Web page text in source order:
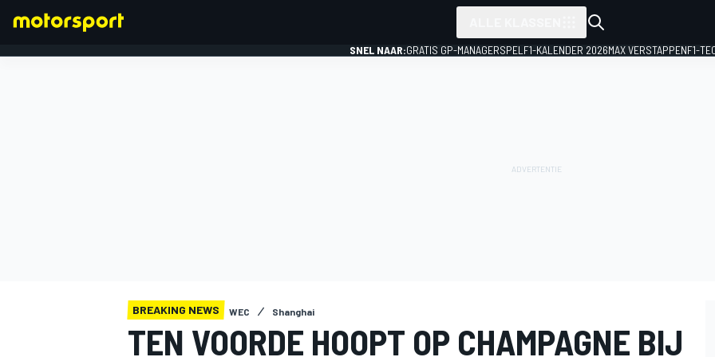
SNEL NAAR:GRATIS GP-MANAGERSPEL F1-KALENDER 2026MAX VERSTAPPENF1-
BREAKING NEWS WEC Shanghai
TEN VOORDE HOOPT OP CHAMPAGNE BIJ